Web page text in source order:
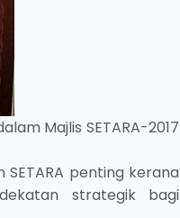
Majlis SETARA-2017
penting kerana
strategik bagi